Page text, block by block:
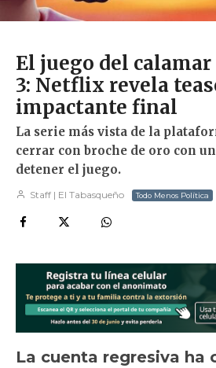
El juego del
3: Netflix revela
impactante final
La serie más vista de la
cerrar con broche de oro con
detener el juego.
Staff | El Tabasqueño Todo Menos Política
La cuenta regresiva ha